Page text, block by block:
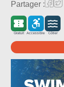
Partager :
Gratuit Accessible Côtier